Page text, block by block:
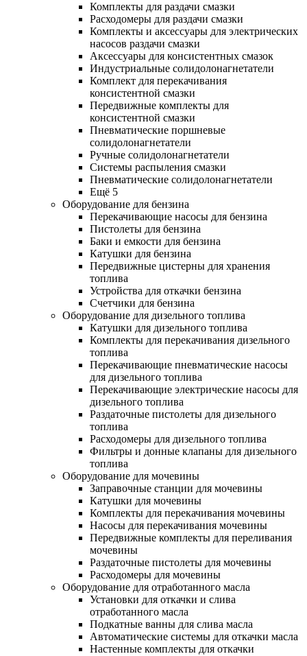
Комплекты для раздачи смазки
Расходомеры для раздачи смазки
Комплекты и аксессуары для электрических
насосов раздачи смазки
Аксессуары для консистентных смазок
Индустриальные солидолонагнетатели
Комплект для перекачивания
консистентной смазки
Передвижные комплекты для
консистентной смазки
Пневматические поршневые
солидолонагнетатели
Ручные солидолонагнетатели
Системы распыления смазки
Пневматические солидолонагнетатели
Ещё 5
Оборудование для бензина
Перекачивающие насосы для бензина
Пистолеты для бензина
Баки и емкости для бензина
Катушки для бензина
Передвижные цистерны для хранения
топлива
Устройства для откачки бензина
Счетчики для бензина
Оборудование для дизельного топлива
Катушки для дизельного топлива
Комплекты для перекачивания дизельного
топлива
Перекачивающие пневматические насосы
для дизельного топлива
Перекачивающие электрические насосы для
дизельного топлива
Раздаточные пистолеты для дизельного
топлива
Расходомеры для дизельного топлива
Фильтры и донные клапаны для дизельного
топлива
Оборудование для мочевины
Заправочные станции для мочевины
Катушки для мочевины
Комплекты для перекачивания мочевины
Насосы для перекачивания мочевины
Передвижные комплекты для переливания
мочевины
Раздаточные пистолеты для мочевины
Расходомеры для мочевины
Оборудование для отработанного масла
Установки для откачки и слива
отработанного масла
Подкатные ванны для слива масла
Автоматические системы для откачки масла
Настенные комплекты для откачки